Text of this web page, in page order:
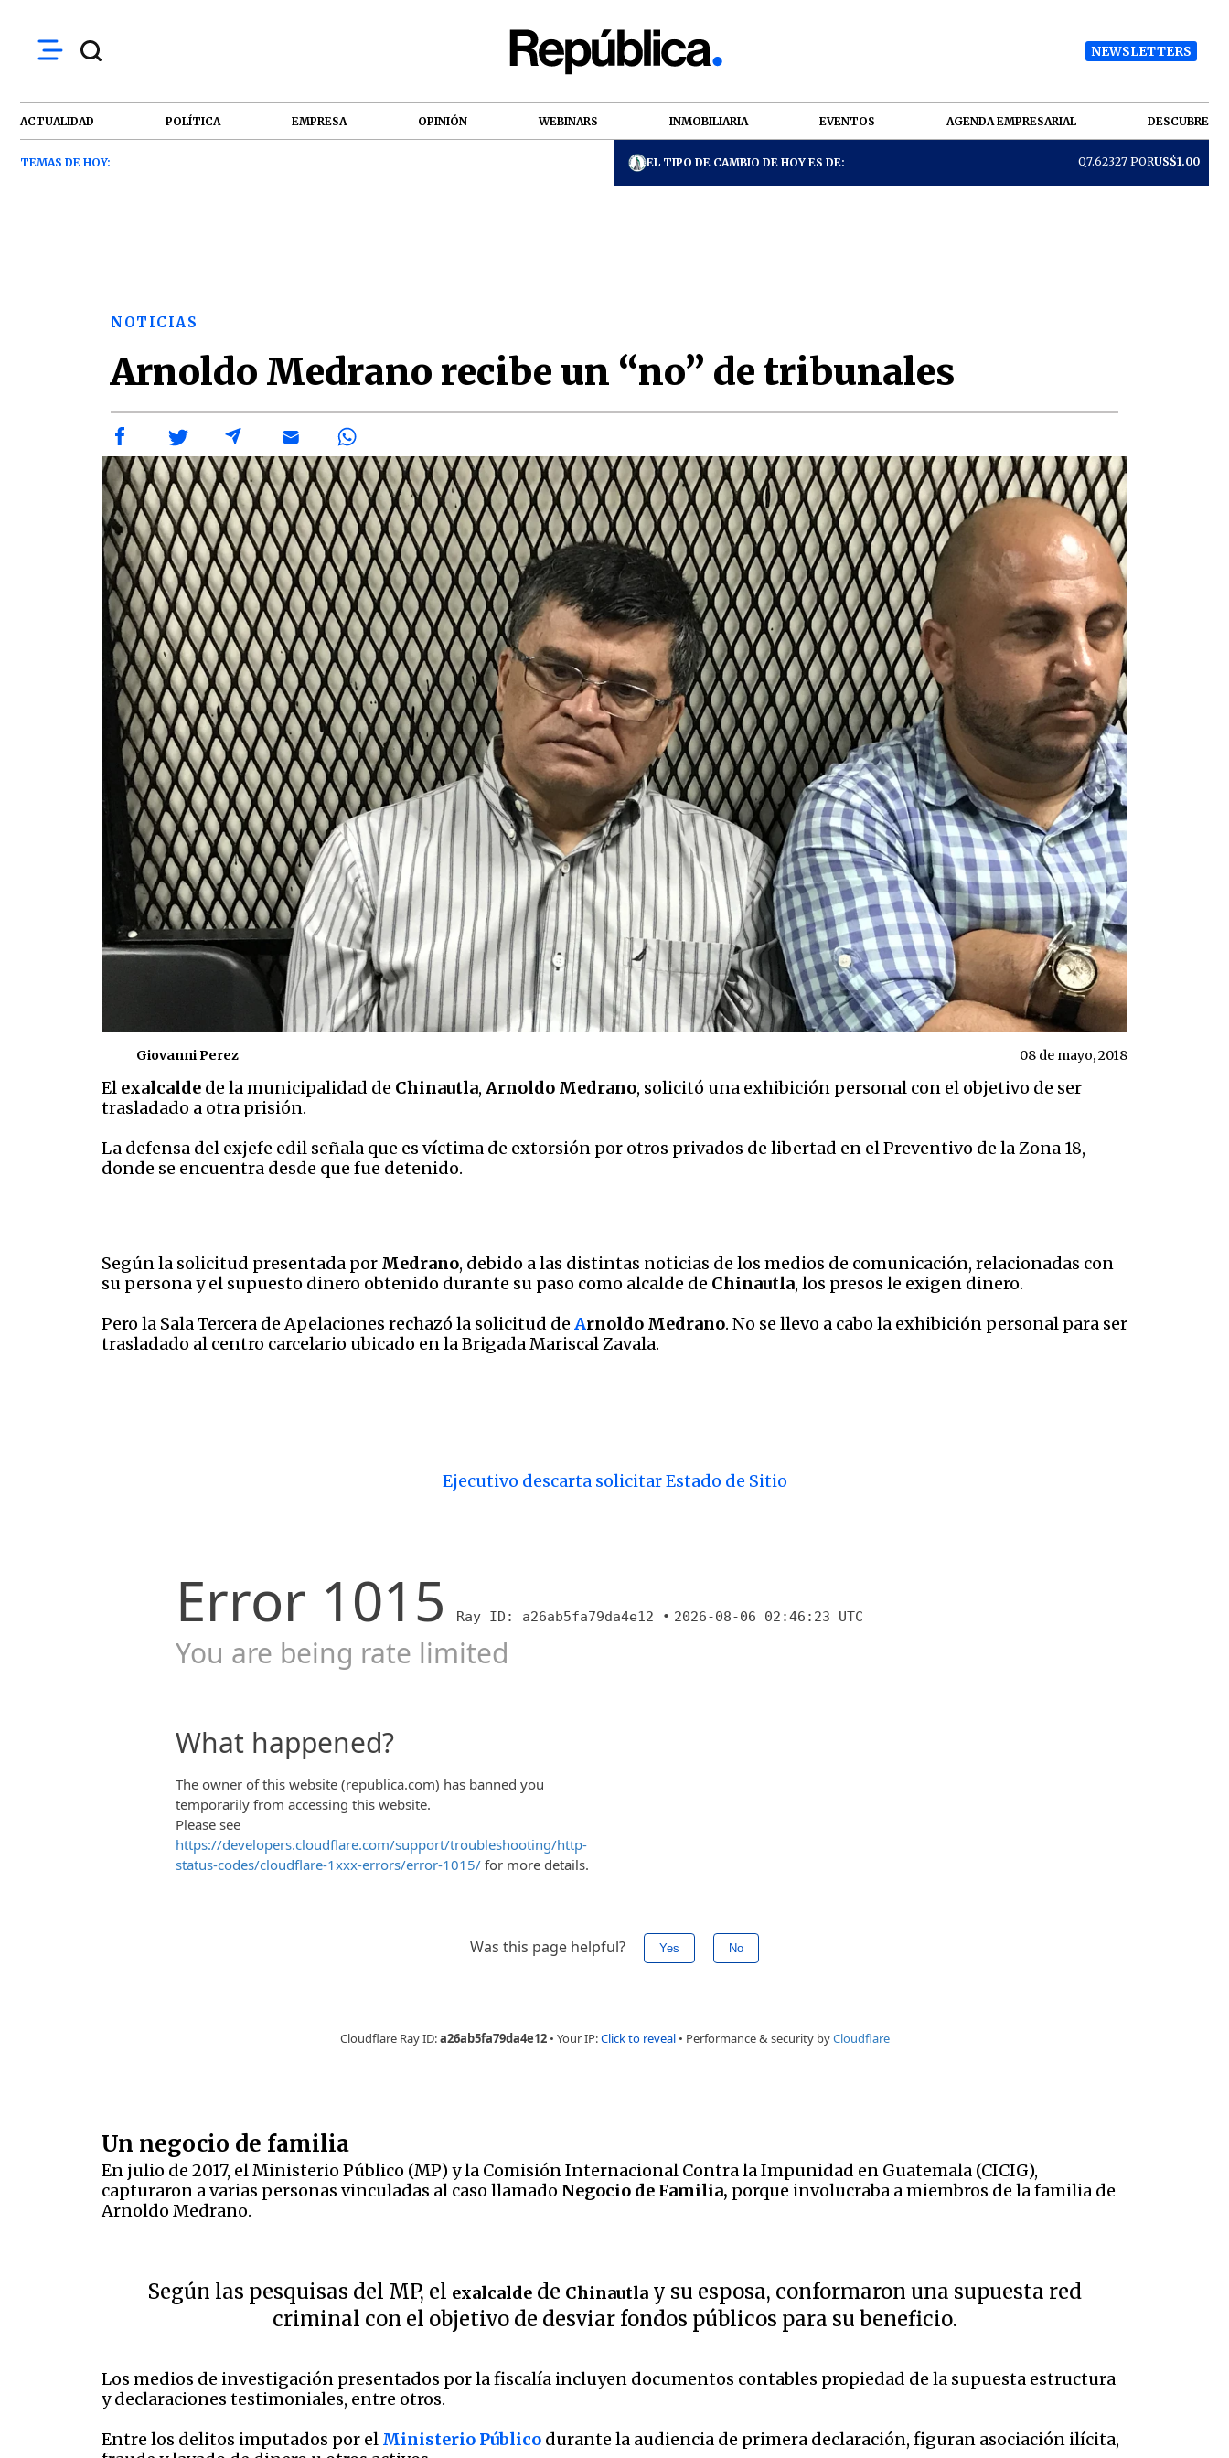
NEWSLETTERS
ACTUALIDAD POLÍTICA EMPRESA OPINIÓN WEBINARS INMOBILIARIA EVENTOS AGENDA EMPRESARIAL DESCUBRE
TEMAS DE HOY: EL TIPO DE CAMBIO DE HOY ES DE: Q7.62327 PORUS$1.00
NOTICIAS
Arnoldo Medrano recibe un “no” de tribunales
Giovanni Perez 08 de mayo, 2018
El exalcalde de la municipalidad de Chinautla, Arnoldo Medrano, solicitó una exhibición personal con el objetivo de ser
trasladado a otra prisión.
La defensa del exjefe edil señala que es víctima de extorsión por otros privados de libertad en el Preventivo de la Zona 18,
donde se encuentra desde que fue detenido.
Según la solicitud presentada por Medrano, debido a las distintas noticias de los medios de comunicación, relacionadas con
su persona y el supuesto dinero obtenido durante su paso como alcalde de Chinautla, los presos le exigen dinero.
Pero la Sala Tercera de Apelaciones rechazó la solicitud de Arnoldo Medrano. No se llevo a cabo la exhibición personal para ser
trasladado al centro carcelario ubicado en la Brigada Mariscal Zavala.
Ejecutivo descarta solicitar Estado de Sitio
Un negocio de familia
En julio de 2017, el Ministerio Público (MP) y la Comisión Internacional Contra la Impunidad en Guatemala (CICIG),
capturaron a varias personas vinculadas al caso llamado Negocio de Familia, porque involucraba a miembros de la familia de
Arnoldo Medrano.
Según las pesquisas del MP, el exalcalde de Chinautla y su esposa, conformaron una supuesta red
criminal con el objetivo de desviar fondos públicos para su beneficio.
Los medios de investigación presentados por la fiscalía incluyen documentos contables propiedad de la supuesta estructura
y declaraciones testimoniales, entre otros.
Entre los delitos imputados por el Ministerio Público durante la audiencia de primera declaración, figuran asociación ilícita,